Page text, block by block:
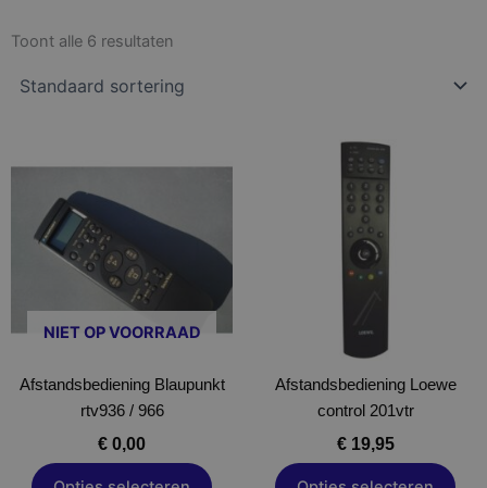
Toont alle 6 resultaten
NIET OP VOORRAAD
Afstandsbediening Blaupunkt
rtv936 / 966
€ 0,00
heeft
meerdere
variaties.
Deze
optie
kan
worden
op
de
productpagina
Afstandsbediening Loewe
control 201vtr
€19,95
Dit
product
heeft
meerdere
variaties.
Deze
kan
gekozen
worden
op
de
productpagina